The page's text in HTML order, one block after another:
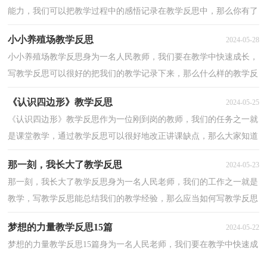
能力，我们可以把教学过程中的感悟记录在教学反思中，那么你有了
小小养殖场教学反思 2024-05-28
小小养殖场教学反思身为一名人民教师，我们要在教学中快速成长，
写教学反思可以很好的把我们的教学记录下来，那么什么样的教学反
《认识四边形》教学反思 2024-05-25
《认识四边形》教学反思作为一位刚到岗的教师，我们的任务之一就
是课堂教学，通过教学反思可以很好地改正讲课缺点，那么大家知道
那一刻，我长大了教学反思 2024-05-23
那一刻，我长大了教学反思身为一名人民老师，我们的工作之一就是
教学，写教学反思能总结我们的教学经验，那么应当如何写教学反思
梦想的力量教学反思15篇 2024-05-22
梦想的力量教学反思15篇身为一名人民老师，我们要在教学中快速成